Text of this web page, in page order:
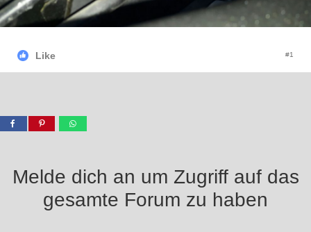
Like #1
Melde dich an um Zugriff auf das
gesamte Forum zu haben